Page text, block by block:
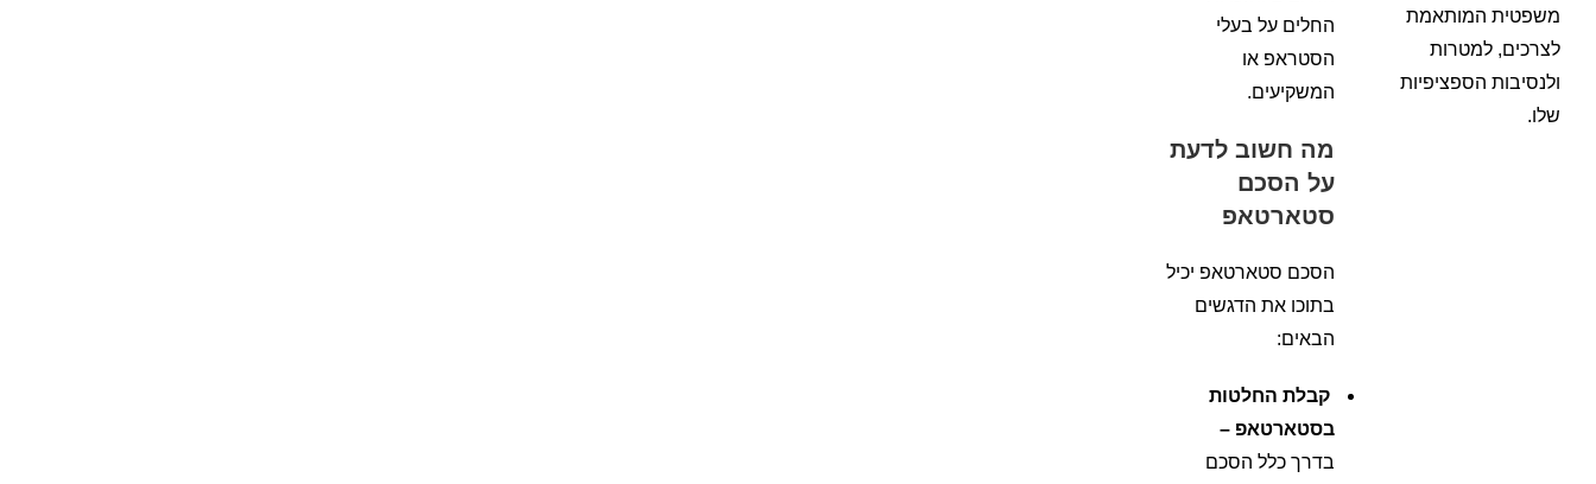
משפטית המותאמת
לצרכים, למטרות
ולנסיבות הספציפיות
שלו.
החלים על בעלי
הסטראפ או
המשקיעים.
מה חשוב לדעת
על הסכם
סטארטאפ
הסכם סטארטאפ יכיל
בתוכו את הדגשים
הבאים:
קבלת החלטות
בסטארטאפ –
בדרך כלל הסכם